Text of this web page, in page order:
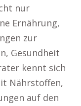
nur
Ernährung,
zur
Gesundheit
kennt sich
Nährstoffen,
auf den